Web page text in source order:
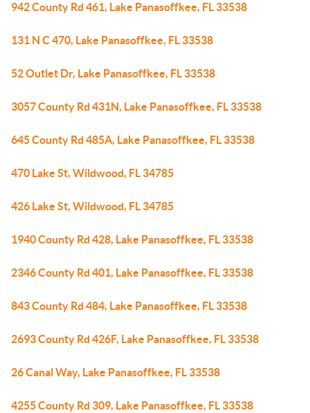
942 County Rd 461, Lake Panasoffkee, FL 33538
131 N C 470, Lake Panasoffkee, FL 33538
52 Outlet Dr, Lake Panasoffkee, FL 33538
3057 County Rd 431N, Lake Panasoffkee, FL 33538
645 County Rd 485A, Lake Panasoffkee, FL 33538
470 Lake St, Wildwood, FL 34785
426 Lake St, Wildwood, FL 34785
1940 County Rd 428, Lake Panasoffkee, FL 33538
2346 County Rd 401, Lake Panasoffkee, FL 33538
843 County Rd 484, Lake Panasoffkee, FL 33538
2693 County Rd 426F, Lake Panasoffkee, FL 33538
26 Canal Way, Lake Panasoffkee, FL 33538
4255 County Rd 309, Lake Panasoffkee, FL 33538